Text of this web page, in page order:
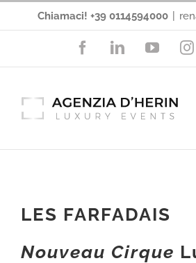
Chiamaci! +39 0114594000
FacebookLinkedIn
LES FARFADAIS
Nouveau Cirque